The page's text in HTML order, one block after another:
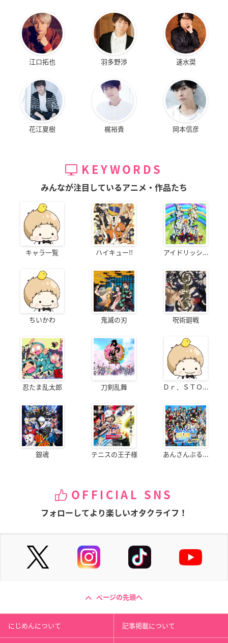
江口拓也 羽多野渉 速水奨
花江夏樹 梶裕貴 岡本信彦
KEYWORDS
みんなが注目しているアニメ・作品たち
キャラ一覧 ハイキュー!! アイドリッシ...
ちいかわ 鬼滅の刃 呪術廻戦
忍たま乱太郎 刀剣乱舞 Ｄｒ．ＳＴＯ...
銀魂 テニスの王子様 あんさんぶる...
OFFICIAL SNS
フォローしてより楽しいオタクライフ！
ページの先頭へ
にじめんについて 記事掲載について